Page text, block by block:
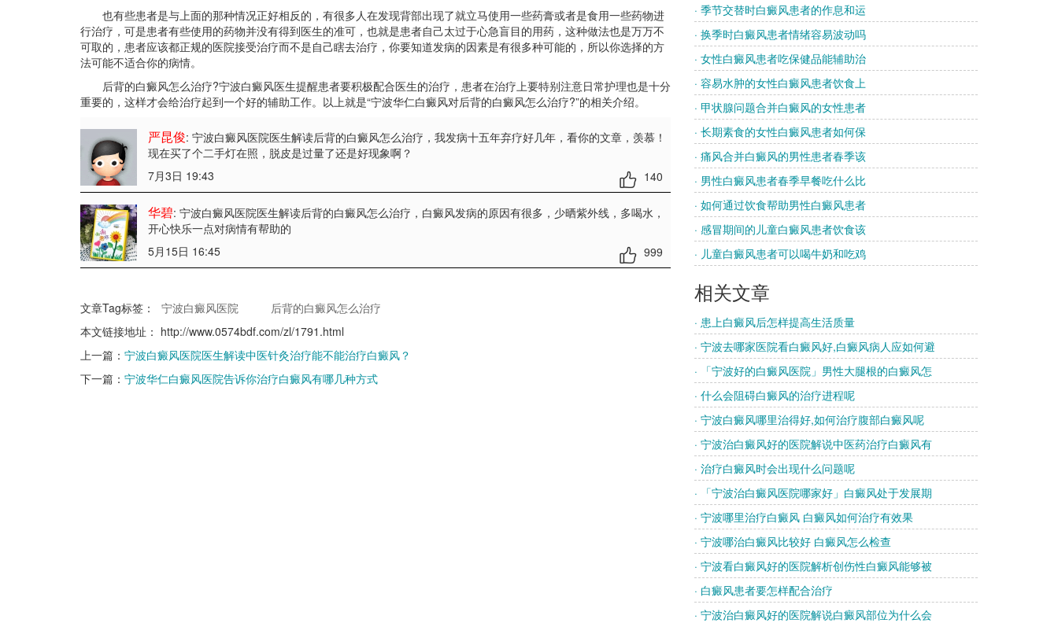
也有些患者是与上面的那种情况正好相反的，有很多人在发现背部出现了就立马使用一些药膏或者是食用一些药物进
行治疗，可是患者有些使用的药物并没有得到医生的准可，也就是患者自己太过于心急盲目的用药，这种做法也是万万不
可取的，患者应该都正规的医院接受治疗而不是自己瞎去治疗，你要知道发病的因素是有很多种可能的，所以你选择的方
法可能不适合你的病情。
后背的白癜风怎么治疗?宁波白癜风医生提醒患者要积极配合医生的治疗，患者在治疗上要特别注意日常护理也是十分
重要的，这样才会给治疗起到一个好的辅助工作。以上就是“宁波华仁白癜风对后背的白癜风怎么治疗?”的相关介绍。
严昆俊: 宁波白癜风医院医生解读后背的白癜风怎么治疗 ，我发病十五年弃疗好几年，看你的文章，羡慕！
现在买了个二手灯在照，脱皮是过量了还是好现象啊？
7月3日 19:43
140
华碧: 宁波白癜风医院医生解读后背的白癜风怎么治疗 ，白癜风发病的原因有很多，少晒紫外线，多喝水，
开心快乐一点对病情有帮助的
5月15日 16:45
999
文章Tag标签： 宁波白癜风医院
后背的白癜风怎么治疗
本文链接地址： http://www.0574bdf.com/zl/1791.html
上一篇： 宁波白癜风医院医生解读中医针灸治疗能不能治疗白癜风？
下一篇： 宁波华仁白癜风医院告诉你治疗白癜风有哪几种方式
· 季节交替时白癜风患者的作息和运
· 换季时白癜风患者情绪容易波动吗
· 女性白癜风患者吃保健品能辅助治
· 容易水肿的女性白癜风患者饮食上
· 甲状腺问题合并白癜风的女性患者
· 长期素食的女性白癜风患者如何保
· 痛风合并白癜风的男性患者春季该
· 男性白癜风患者春季早餐吃什么比
· 如何通过饮食帮助男性白癜风患者
· 感冒期间的儿童白癜风患者饮食该
· 儿童白癜风患者可以喝牛奶和吃鸡
相关文章
· 患上白癜风后怎样提高生活质量
· 宁波去哪家医院看白癜风好,白癜风病人应如何避
· 「宁波好的白癜风医院」男性大腿根的白癜风怎
· 什么会阻碍白癜风的治疗进程呢
· 宁波白癜风哪里治得好,如何治疗腹部白癜风呢
· 宁波治白癜风好的医院解说中医药治疗白癜风有
· 治疗白癜风时会出现什么问题呢
· 「宁波治白癜风医院哪家好」白癜风处于发展期
· 宁波哪里治疗白癜风 白癜风如何治疗有效果
· 宁波哪治白癜风比较好 白癜风怎么检查
· 宁波看白癜风好的医院解析创伤性白癜风能够被
· 白癜风患者要怎样配合治疗
· 宁波治白癜风好的医院解说白癜风部位为什么会